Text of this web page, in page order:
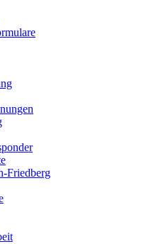
Friedberg